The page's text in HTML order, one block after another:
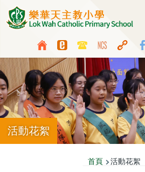
移至主內容
Top
Media
Icon
Button
Language
switcher
活動花絮
首頁 活動花絮